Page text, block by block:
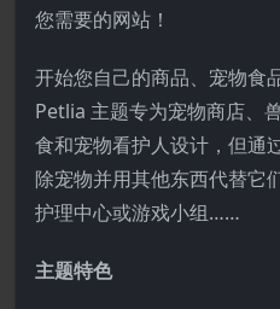
您需要的网站！
开始您自己的商品、宠物食
Petlia 主题专为宠物商店、
食和宠物看护人设计，但通
除宠物并用其他东西代替它
护理中心或游戏小组……
主题特色